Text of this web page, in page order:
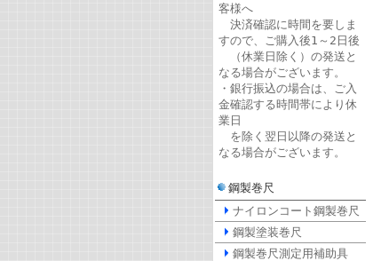
客様へ
決済確認に時間を要しま
すので、ご購入後1～2日後
（休業日除く）の発送と
なる場合がございます。
・銀行振込の場合は、ご入
金確認する時間帯により休
業日
を除く翌日以降の発送と
なる場合がございます。
鋼製巻尺
ナイロンコート鋼製巻尺
鋼製塗装巻尺
鋼製巻尺測定用補助具